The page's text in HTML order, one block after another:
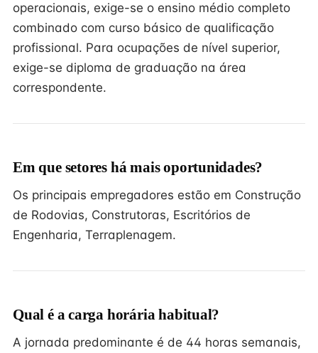
operacionais, exige-se o ensino médio completo
combinado com curso básico de qualificação
profissional. Para ocupações de nível superior,
exige-se diploma de graduação na área
correspondente.
Em que setores há mais oportunidades?
Os principais empregadores estão em Construção
de Rodovias, Construtoras, Escritórios de
Engenharia, Terraplenagem.
Qual é a carga horária habitual?
A jornada predominante é de 44 horas semanais,